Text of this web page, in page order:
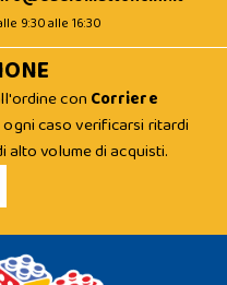
9:30 alle 16:30
con Corriere
caso verificarsi ritardi
alto volume di acquisti.